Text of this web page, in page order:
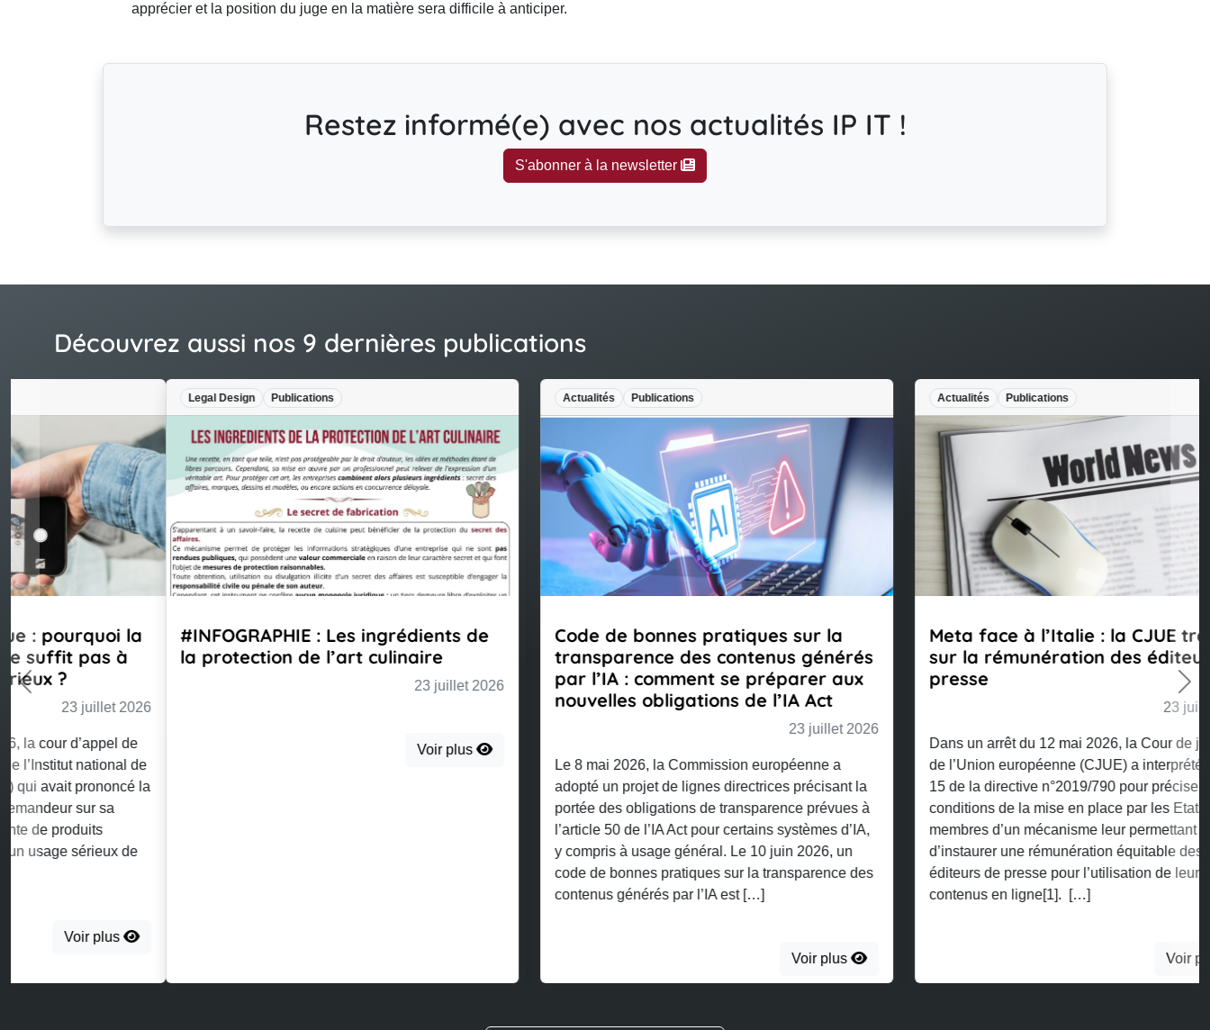
apprécier et la position du juge en la matière sera difficile à anticiper.
Restez informé(e) avec nos actualités IP IT !
S'abonner à la newsletter
Découvrez aussi nos 9 dernières publications
Publications
#INFOGRAPHIE : Les ingrédients de
la protection de l’art culinaire
Publications
Code de bonnes pratiques sur la
transparence des contenus générés
par l’IA : comment se préparer aux
nouvelles obligations de l’IA Act
Le 8 mai 2026, la Commission européenne a
adopté un projet de lignes directrices précisant la
portée des obligations de transparence prévues à
l’article 50 de l’IA Act pour certains systèmes d’IA,
y compris à usage général. Le 10 juin 2026, un
code de bonnes pratiques sur la transparence des
contenus générés par l’IA est […]
Publications
Meta face à l’Italie : la CJUE tranche
sur la rémunération des éditeurs de
presse
Dans un arrêt du 12 mai 2026, la Cour de justice
de l’Union européenne (CJUE) a interprété l’article
15 de la directive n°2019/790 pour préciser les
conditions de la mise en place par les Etats
membres d’un mécanisme leur permettant
d’instaurer une rémunération équitable des
éditeurs de presse pour l’utilisation de leurs
contenus en ligne[1]. […]
Previous